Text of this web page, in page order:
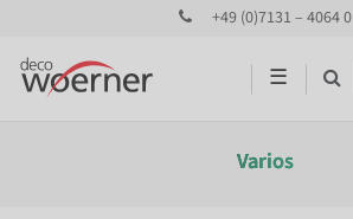
+49 (0)7131 – 4064 0
☰
Varios